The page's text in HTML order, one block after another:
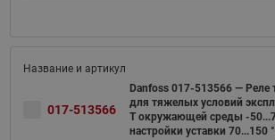
017-513566
Danfoss 017-513566 — Реле
для тяжелых условий
T окружающей среды -
настройки уставки 70...150